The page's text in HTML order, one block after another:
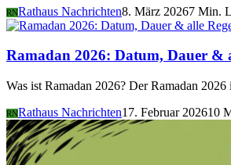
RNRathaus Nachrichten8. März 20267 Min.
Ramadan 2026: Datum, Dauer &
Was ist Ramadan 2026? Der Ramadan
RNRathaus Nachrichten17. Februar 202610